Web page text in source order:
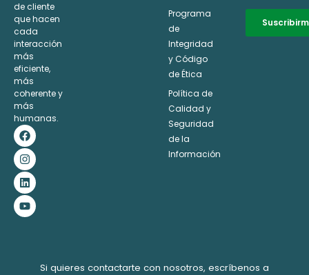
de cliente
que hacen
cada
interacción
más
eficiente,
más
coherente y
más
humanas.
F
a
c
e
b
o
o
k
I
n
s
t
a
g
r
a
m
L
i
n
k
e
d
i
n
Y
o
u
t
u
b
e
Programa
de
Integridad
y Código
de Ética
Política de
Calidad y
Seguridad
de la
Información
Si quieres contactarte con nosotros, escríbenos a